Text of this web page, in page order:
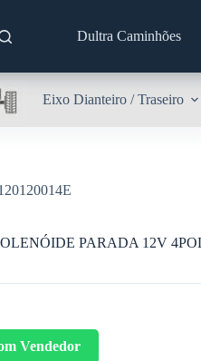
Dultra Caminhões
Eixo Dianteiro / Traseiro
PARADA 12V
Vendedor